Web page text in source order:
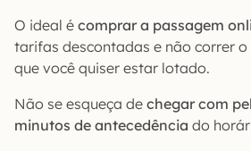
O ideal é comprar a passagem
tarifas descontadas e não correr
que você quiser estar lotado.
Não se esqueça de chegar com
minutos de antecedência do